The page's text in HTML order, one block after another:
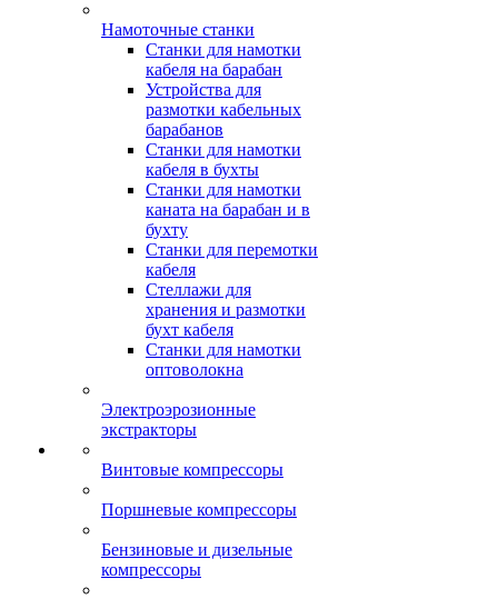
Намоточные станки
Станки для намотки
кабеля на барабан
Устройства для
размотки кабельных
барабанов
Станки для намотки
кабеля в бухты
Станки для намотки
каната на барабан и в
бухту
Станки для перемотки
кабеля
Стеллажи для
хранения и размотки
бухт кабеля
Станки для намотки
оптоволокна
Электроэрозионные
экстракторы
Винтовые компрессоры
Поршневые компрессоры
Бензиновые и дизельные
компрессоры